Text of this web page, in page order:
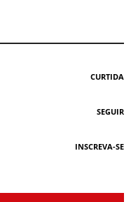
CURTIDA
SEGUIR
INSCREVA-SE